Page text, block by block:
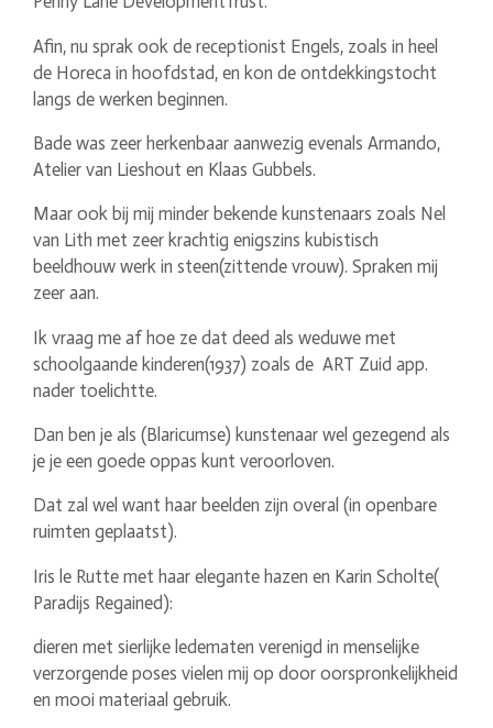
Afin, nu sprak ook de receptionist Engels, zoals in heel
de Horeca in hoofdstad, en kon de ontdekkingstocht
langs de werken beginnen.
Bade was zeer herkenbaar aanwezig evenals Armando,
Atelier van Lieshout en Klaas Gubbels.
Maar ook bij mij minder bekende kunstenaars zoals Nel
van Lith met zeer krachtig enigszins kubistisch
beeldhouw werk in steen(zittende vrouw). Spraken mij
zeer aan.
Ik vraag me af hoe ze dat deed als weduwe met
schoolgaande kinderen(1937) zoals de ART Zuid app.
nader toelichtte.
Dan ben je als (Blaricumse) kunstenaar wel gezegend als
je je een goede oppas kunt veroorloven.
Dat zal wel want haar beelden zijn overal (in openbare
ruimten geplaatst).
Iris le Rutte met haar elegante hazen en Karin Scholte(
Paradijs Regained):
dieren met sierlijke ledematen verenigd in menselijke
verzorgende poses vielen mij op door oorspronkelijkheid
en mooi materiaal gebruik.